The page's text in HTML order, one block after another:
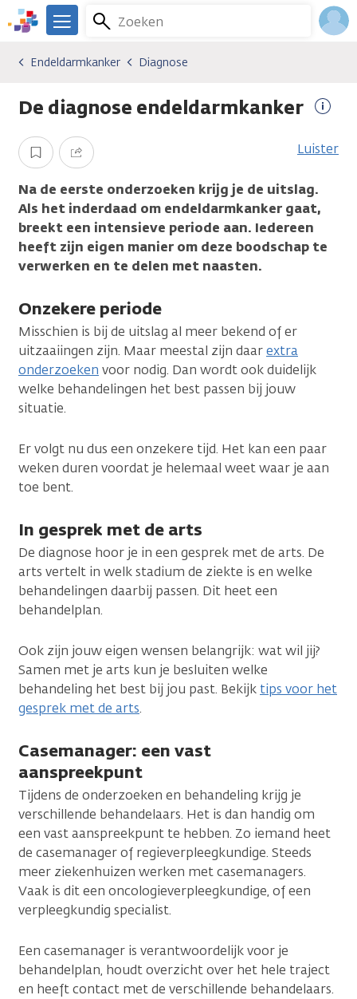
Overslaan
en
gaan
We
er
je.
Zoeken
Menu
Kankersoorten
Endeldarmkanker
Diagnose
Endeldarmkanker Diagnose
De diagnose endeldarmkanker
Opslaan Delen Luister
Na de eerste onderzoeken krijg je de uitslag.
Als het inderdaad om endeldarmkanker gaat,
breekt een intensieve periode aan. Iedereen
heeft zijn eigen manier om deze boodschap te
verwerken en te delen met naasten.
Onzekere periode
Misschien is bij de uitslag al meer bekend of er
uitzaaiingen zijn. Maar meestal zijn daarextra
onderzoeken voor nodig. Dan wordt ook duidelijk
welke behandelingen het best passen bij jouw
situatie.
Er volgt nu dus een onzekere tijd. Het kan een paar
weken duren voordat je helemaal weet waar je aan
toe bent.
In gesprek met de arts
De diagnose hoor je in een gesprek met de arts. De
arts vertelt in welk stadium de ziekte is en welke
behandelingen daarbij passen. Dit heet een
behandelplan.
Ook zijn jouw eigen wensen belangrijk: wat wil jij?
Samen met je arts kun je besluiten welke
behandeling het best bij jou past. Bekijk tips voor het
gesprek met de arts.
Casemanager: een vast
aanspreekpunt
Tijdens de onderzoeken en behandeling krijg je
verschillende behandelaars. Het is dan handig om
een vast aanspreekpunt te hebben. Zo iemand heet
de casemanager of regieverpleegkundige. Steeds
meer ziekenhuizen werken met casemanagers.
Vaak is dit een oncologieverpleegkundige, of een
verpleegkundig specialist.
Een casemanager is verantwoordelijk voor je
behandelplan, houdt overzicht over het hele traject
en heeft contact met de verschillende behandelaars.